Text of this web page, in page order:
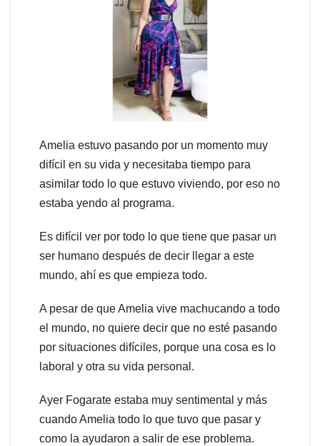
Amelia estuvo pasando por un momento muy
difícil en su vida y necesitaba tiempo para
asimilar todo lo que estuvo viviendo, por eso no
estaba yendo al programa.
Es difícil ver por todo lo que tiene que pasar un
ser humano después de decir llegar a este
mundo, ahí es que empieza todo.
A pesar de que Amelia vive machucando a todo
el mundo, no quiere decir que no esté pasando
por situaciones difíciles, porque una cosa es lo
laboral y otra su vida personal.
Ayer Fogarate estaba muy sentimental y más
cuando Amelia todo lo que tuvo que pasar y
como la ayudaron a salir de ese problema.